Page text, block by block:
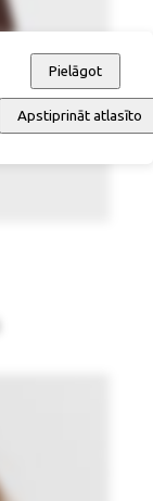
Pielāgot
Apstiprināt atlasīto